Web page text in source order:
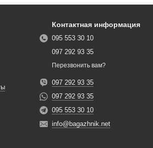
Контактная информация
095 553 30 10
097 292 93 35
Перезвонить вам?
097 292 93 35
097 292 93 35
095 553 30 10
info@bagazhnik.net